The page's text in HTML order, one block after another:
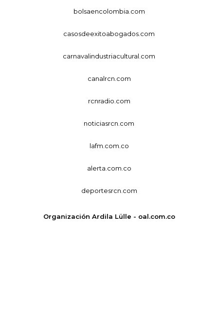
bolsaencolombia.com
casosdeexitoabogados.com
carnavalindustriacultural.com
canalrcn.com
rcnradio.com
noticiasrcn.com
lafm.com.co
alerta.com.co
deportesrcn.com
Organización Ardila Lülle - oal.com.co